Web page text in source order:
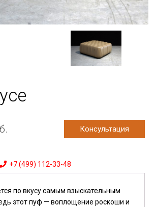
Консультация
+7 (499) 112-33-48
по вкусу самым взыскательным
этот пуф — воплощение роскоши и